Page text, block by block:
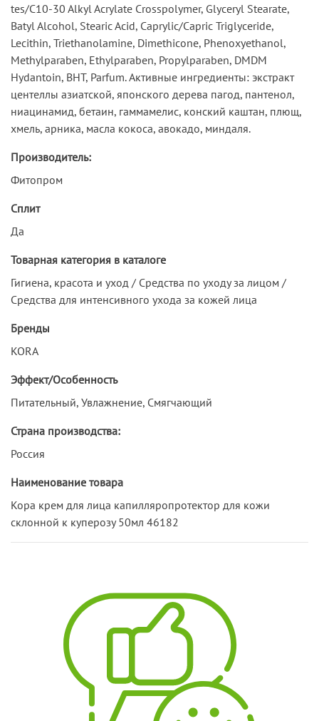
tes/C10-30 Alkyl Acrylate Crosspolymer, Glyceryl Stearate,
Batyl Alcohol, Stearic Acid, Caprylic/Capric Triglyceride,
Lecithin, Triethanolamine, Dimethicone, Phenoxyethanol,
Methylparaben, Ethylparaben, Propylparaben, DMDM
Hydantoin, ВНТ, Parfum. Активные ингредиенты: экстракт
центеллы азиатской, японского дерева пагод, пантенол,
ниацинамид, бетаин, гаммамелис, конский каштан, плющ,
хмель, арника, масла кокоса, авокадо, миндаля.
Производитель:
Фитопром
Сплит
Да
Товарная категория в каталоге
Гигиена, красота и уход / Средства по уходу за лицом /
Средства для интенсивного ухода за кожей лица
Бренды
KORA
Эффект/Особенность
Питательный, Увлажнение, Смягчающий
Страна производства:
Россия
Наименование товара
Кора крем для лица капилляропротектор для кожи
склонной к куперозу 50мл 46182